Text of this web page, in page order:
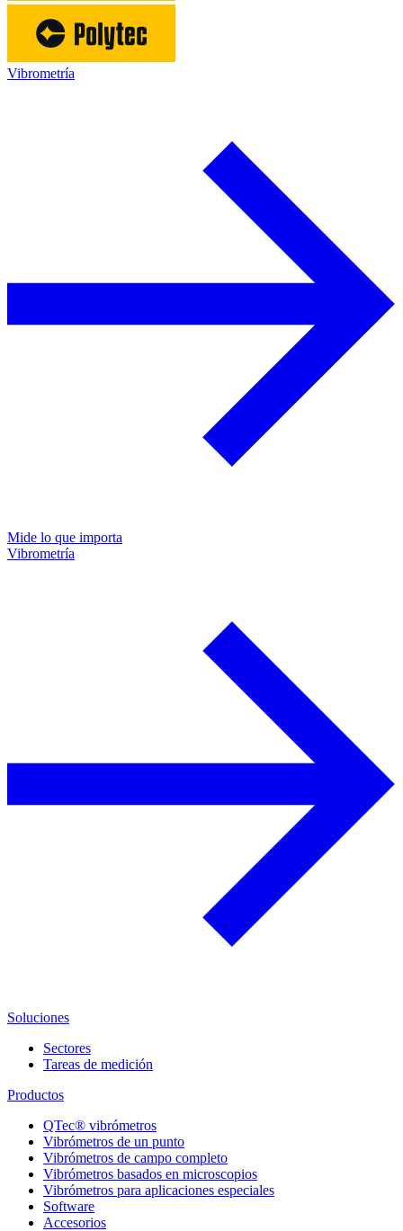
Vibrometría
Mide lo que importa
Vibrometría
Soluciones
Sectores
Tareas de medición
Productos
QTec® vibrómetros
Vibrómetros de un punto
Vibrómetros de campo completo
Vibrómetros basados en microscopios
Vibrómetros para aplicaciones especiales
Software
Accesorios